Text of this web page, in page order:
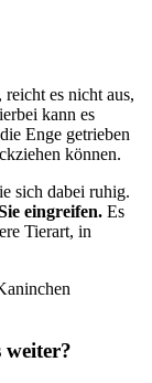
es nicht aus,
kann es
Enge getrieben
können.
sich dabei ruhig.
eingreifen. Es
Tierart, in
weiter?